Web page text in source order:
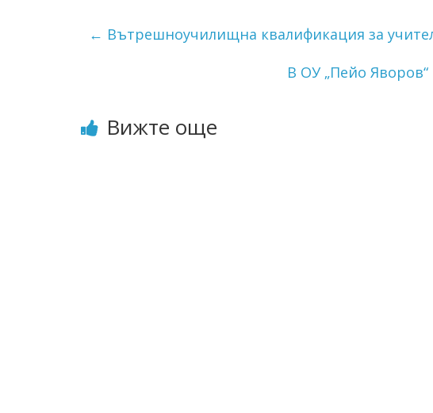
← Вътрешноучилищна квалификация за
В ОУ „Пейо
Вижте още